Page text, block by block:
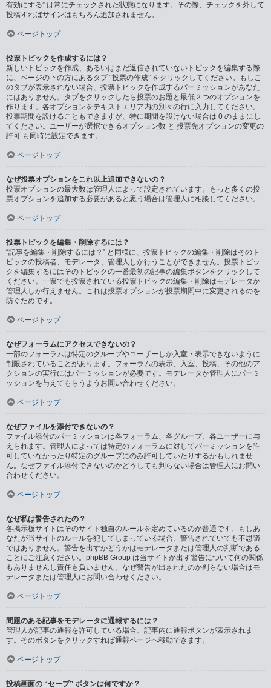
有効にする” は常にチェックされた状態になります。その際、チェックを外して
投稿すればサインはもちろん追加されません。
ページトップ
投票トピックを作成するには？
新しいトピックを作成、あるいはまだ返信されていないトピックを編集する際
に、ページの下の方にあるタブ “投票の作成” をクリックしてください。もしこ
のタブが表示されない場合、投票トピックを作成するパーミッションがあなた
にはありません。タブをクリックしたら投票のお題と最低２つのオプションを
作ります。各オプションをテキストエリア内の別々の行に入力してください。
投票期間を設けることもできますが、特に期間を設けない場合は 0 のままにし
てください。ユーザーが選択できるオプション数 と 投票先オプションの変更の
許可 も同時に設定できます。
ページトップ
なぜ投票オプションをこれ以上追加できないの？
投票オプションの最大数は管理人によって設定されています。もっと多くの投
票オプションを追加する必要があると思う場合は管理人に相談してください。
ページトップ
投票トピックを編集・削除するには？
“記事を編集・削除するには？” と同様に、投票トピックの編集・削除はそのト
ピックの投稿者、モデレータ、管理人しか行うことができません。投票トピッ
クを編集するにはそのトピックの一番最初の記事の編集ボタンをクリックして
ください。一票でも投票されている投票トピックの編集・削除はモデレータか
管理人しか行えません。これは投票オプションが投票期間中に変更されるのを
防ぐためです。
ページトップ
なぜフォーラムにアクセスできないの？
一部のフォーラムは特定のグループやユーザーしか入室・表示できないように
制限されていることがあります。フォーラムの表示、入室、投稿、その他のア
クションの実行にはパーミッションが必要です。モデレータか管理人にパーミ
ッションを与えてもらうようお問い合わせください。
ページトップ
なぜファイルを添付できないの？
ファイル添付のパーミッションは各フォーラム、各グループ、各ユーザーに与
えられます。管理人によっては特定のフォーラムに対してパーミッションを許
可していなかったり特定のグループにのみ許可していたりするかもしれませ
ん。なぜファイル添付できないのかどうしても判らない場合は管理人にお問い
合わせください。
ページトップ
なぜ私は警告されたの？
各掲示板サイトはそのサイト独自のルールを定めているのが普通です。もしあ
なたが当サイトのルールを犯してしまっている場合、警告されていても不思議
ではありません。警告を出すかどうかはモデレータまたは管理人の判断である
ことにご注意ください。phpBB Group は当サイトが出す警告について何の関係
もありませんし責任も負いません。なぜ警告が出されたのか判らない場合はモ
デレータまたは管理人にお問い合わせください。
ページトップ
問題のある記事をモデレータに通報するには？
管理人が記事の通報を許可している場合、記事内に通報ボタンが表示されま
す。そのボタンをクリックすれば通報ページへ移動できます。
ページトップ
投稿画面の “セーブ” ボタンは何ですか？